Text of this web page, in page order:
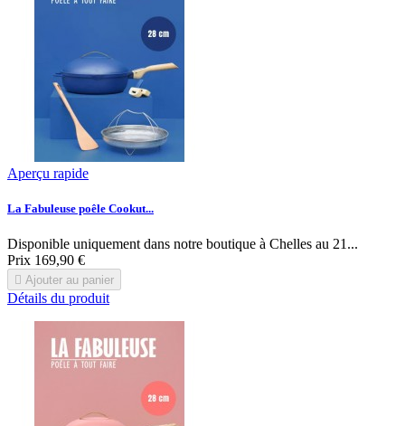
Aperçu rapide
La Fabuleuse poêle Cookut...
Disponible uniquement dans notre boutique à Chelles au 21...
Prix 169,90 €
 Ajouter au panier
Détails du produit